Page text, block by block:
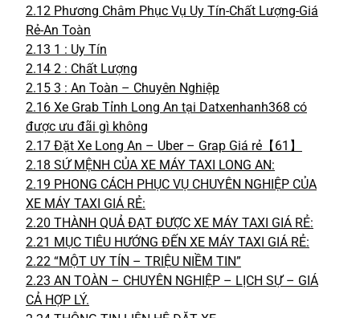
2.12 Phương Châm Phục Vụ Uy Tín-Chất Lượng-Giá
Rẻ-An Toàn
2.13 1 : Uy Tín
2.14 2 : Chất Lượng
2.15 3 : An Toàn – Chuyên Nghiệp
2.16 Xe Grab Tỉnh Long An tại Datxenhanh368 có
được ưu đãi gì không
2.17 Đặt Xe Long An – Uber – Grap Giá rẻ【61】
2.18 SỨ MỆNH CỦA XE MÁY TAXI LONG AN:
2.19 PHONG CÁCH PHỤC VỤ CHUYÊN NGHIỆP CỦA
XE MÁY TAXI GIÁ RẺ:
2.20 THÀNH QUẢ ĐẠT ĐƯỢC XE MÁY TAXI GIÁ RẺ:
2.21 MỤC TIÊU HƯỚNG ĐẾN XE MÁY TAXI GIÁ RẺ:
2.22 “MỘT UY TÍN – TRIỆU NIỀM TIN”
2.23 AN TOÀN – CHUYÊN NGHIỆP – LỊCH SỰ – GIÁ
CẢ HỢP LÝ.